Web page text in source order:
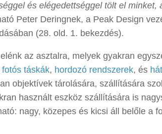
és elégedettséggel tölt el minket,
Peter Deringnek, a Peak Design
(28. old. 1. bekezdés).
az asztalra, melyek gyakran
fotós táskák, hordozó rendszerek, és
objektívek tárolására, szállítására
használt eszköz szállítására is
nagy, közepes és kicsi áll belőle a